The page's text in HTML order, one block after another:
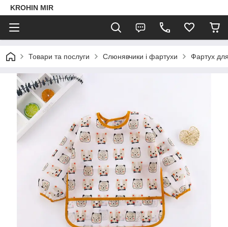
KROHIN MIR
Товари та послуги Слюнявчики і фартухи Фартух